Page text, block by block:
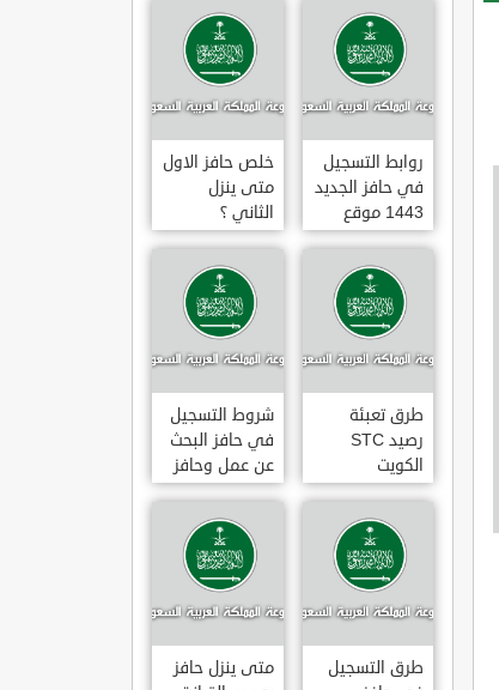
روابط التسجيل
في حافز الجديد
1443 موقع
طاقات البوابة
الوطنية للعمل
خلص حافز الاول
متى ينزل
الثاني ؟
طرق تعبئة
رصيد STC
الكويت
بالخطوات 2022
شروط التسجيل
في حافز البحث
عن عمل وحافز
صعوبة البحث
عن عمل ؟
طرق التسجيل
متى ينزل حافز